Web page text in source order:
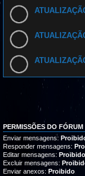
PERMISSÕES DO FÓRUM
Enviar mensagens:
Responder mensagens:
Editar mensagens: Proibido
Excluir mensagens:
Enviar anexos: Proibido